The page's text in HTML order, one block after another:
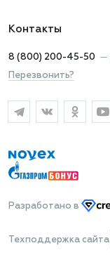
Контакты
8 (800) 200-45-50 —
Перезвонить?
Разработано в
Техподдержка сайта